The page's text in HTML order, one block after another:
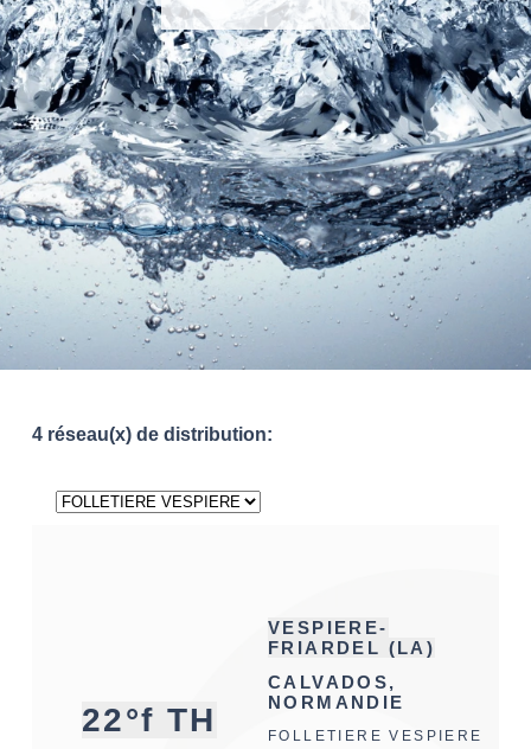
4 réseau(x) de distribution:
22°f TH
VESPIERE-
FRIARDEL (LA)
CALVADOS,
NORMANDIE
FOLLETIERE VESPIERE